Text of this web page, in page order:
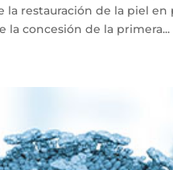
restauración de la piel
concesión de la primera...